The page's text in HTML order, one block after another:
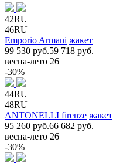
42RU
46RU
Emporio Armani жакет
99 530 руб.59 718 руб.
весна-лето 26
-30%
44RU
48RU
ANTONELLI firenze жакет
95 260 руб.66 682 руб.
весна-лето 26
-30%